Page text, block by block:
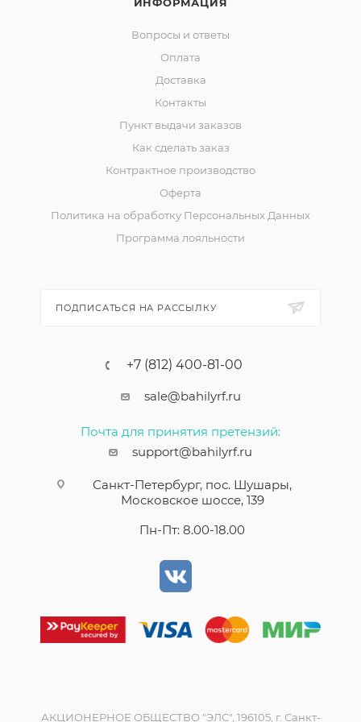
Вопросы и ответы
Оплата
Доставка
Контакты
Пункт выдачи заказов
Как сделать заказ
Контрактное производство
Оферта
Политика на обработку Персональных Данных
Программа лояльности
ПОДПИСАТЬСЯ НА РАССЫЛКУ
+7 (812) 400-81-00
sale@bahilyrf.ru
Почта для принятия претензий:
support@bahilyrf.ru
Санкт-Петербург, пос. Шушары,
Московское шоссе, 139
Пн-Пт: 8.00-18.00
АКЦИОНЕРНОЕ ОБЩЕСТВО "ЭЛС", 196105, г. Санкт-